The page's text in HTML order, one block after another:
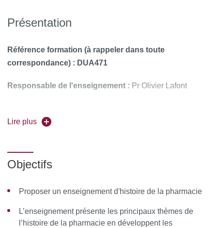
Présentation
Référence formation (à rappeler dans toute
correspondance) : DUA471
Responsable de l'enseignement : Pr Olivier Lafont
Lire plus
Objectifs
Proposer un enseignement d'histoire de la pharmacie
L’enseignement présente les principaux thèmes de
l’histoire de la pharmacie en développent les